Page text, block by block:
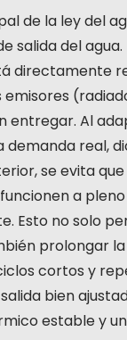
de la ley del
salida del agua.
directamente
entregar. Al
demanda real,
se evita
a
Esto no solo
prolongar la
cortos y
bien
estable y